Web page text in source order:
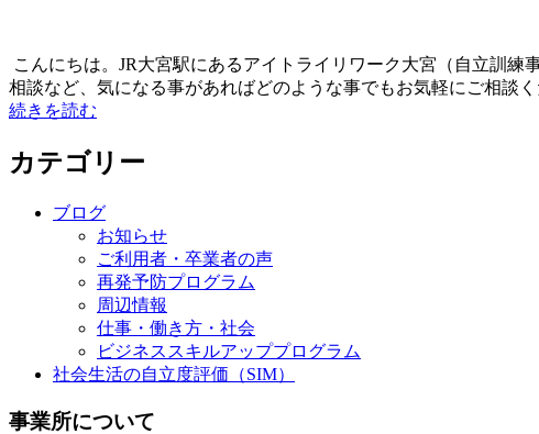
こんにちは。JR大宮駅にあるアイトライリワーク大宮（自立訓
相談など、気になる事があればどのような事でもお気軽にご相談く
続きを読む
カテゴリー
ブログ
お知らせ
ご利用者・卒業者の声
再発予防プログラム
周辺情報
仕事・働き方・社会
ビジネススキルアッププログラム
社会生活の自立度評価（SIM）
事業所について